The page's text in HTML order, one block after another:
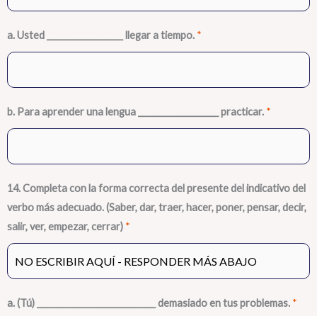
a. Usted __________________ llegar a tiempo. *
b. Para aprender una lengua ___________________ practicar. *
14. Completa con la forma correcta del presente del indicativo del
verbo más adecuado. (Saber, dar, traer, hacer, poner, pensar, decir,
salir, ver, empezar, cerrar) *
a. (Tú) ____________________________ demasiado en tus problemas. *